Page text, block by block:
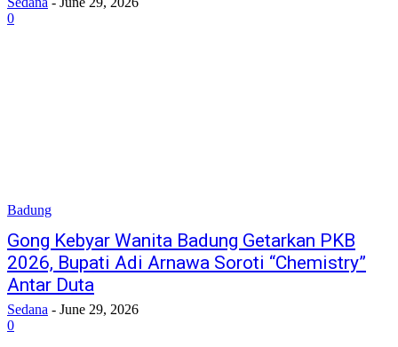
0
Badung
Gong Kebyar Wanita Badung Getarkan PKB
2026, Bupati Adi Arnawa Soroti “Chemistry”
Antar Duta
Sedana - June 29, 2026
0